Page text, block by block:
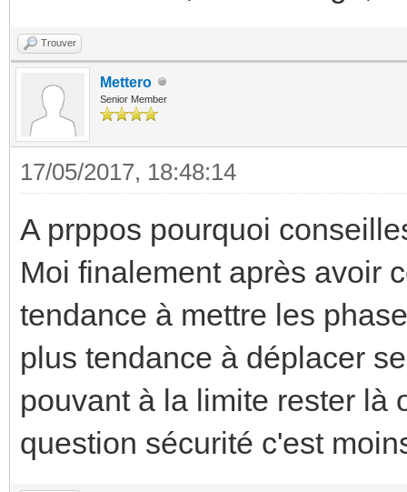
Trouver
Mettero
Senior Member
17/05/2017, 18:48:14
A prppos pourquoi
Moi finalement après avoir
tendance à mettre les
plus tendance à déplacer
pouvant à la limite rester là
question sécurité c'est